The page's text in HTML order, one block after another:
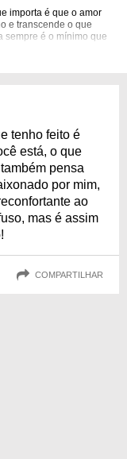
importa é que o amor
e transcende o que
sempre é o mínimo que
tenho feito é
está, o que
pensa
por mim,
ao
mas é assim
COMPARTILHAR